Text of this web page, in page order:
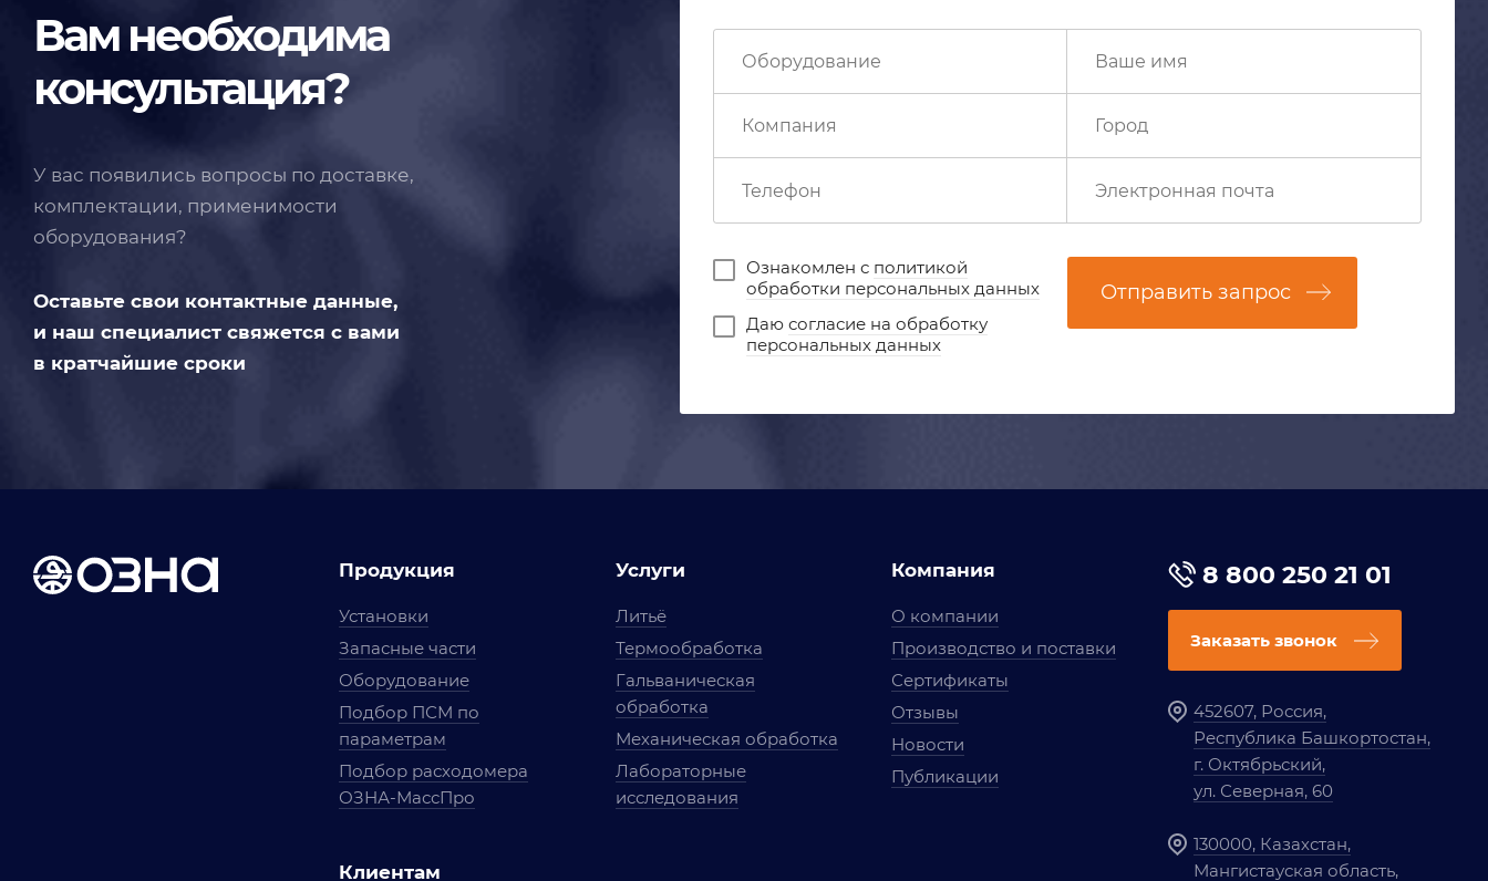
Вам необходима
консультация?
У вас появились вопросы по доставке,
комплектации, применимости
оборудования?
Оставьте свои контактные данные,
и наш специалист свяжется с вами
в кратчайшие сроки
Ознакомлен с политикой
обработки персональных данных
Даю согласие на обработку
персональных данных
Отправить запрос
Продукция
Установки
Запасные части
Оборудование
Подбор ПСМ по
параметрам
Подбор расходомера
ОЗНА-МассПро
Клиентам
Услуги
Литьё
Термообработка
Гальваническая
обработка
Механическая обработка
Лабораторные
исследования
Компания
О компании
Производство и поставки
Сертификаты
Отзывы
Новости
Публикации
8 800 250 21 01
Заказать звонок
452607, Россия,
Республика Башкортостан,
г. Октябрьский,
ул. Северная, 60
130000, Казахстан,
Мангистауская область,